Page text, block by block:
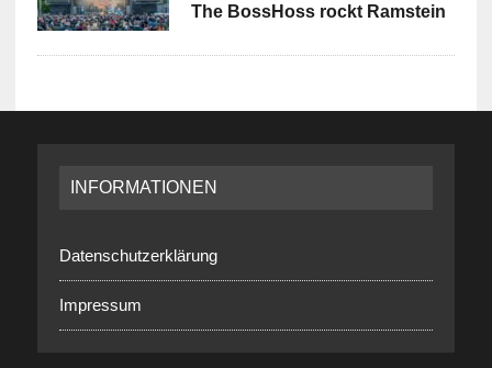
The BossHoss rockt Ramstein
INFORMATIONEN
Datenschutzerklärung
Impressum